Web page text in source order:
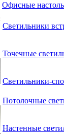
Офисные
Светильники
Точечные
Светильники-
Потолочные
Настенные